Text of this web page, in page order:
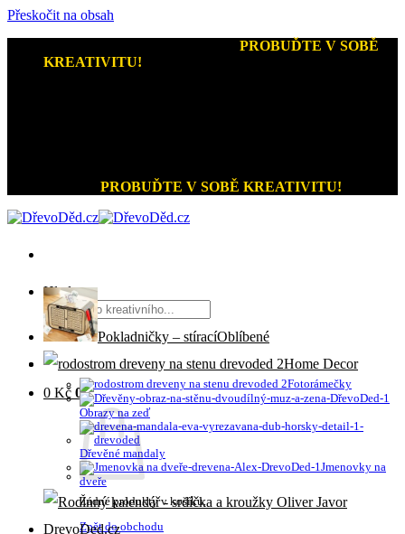
Přeskočit na obsah
PROBUĎTE V SOBĚ
KREATIVITU!
PROBUĎTE V SOBĚ KREATIVITU!
Hledat:
0 Kč 0
Žádné produkty v košíku.
Zpět do obchodu
Pokladničky – stírací
Home Decor
Fotorámečky
Obrazy na zeď
Dřevěné mandaly
Jmenovky na
dveře